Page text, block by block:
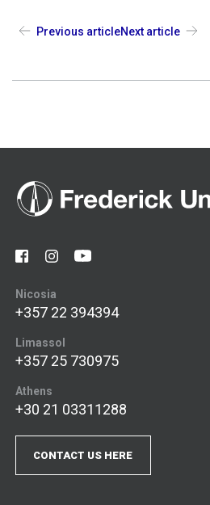
Previous articleNext article
Nicosia
+357 22 394394
Limassol
+357 25 730975
Athens
+30 21 03311288
CONTACT US HERE